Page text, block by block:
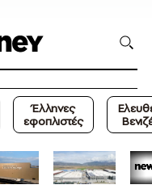
Έλληνες
εφοπλιστές